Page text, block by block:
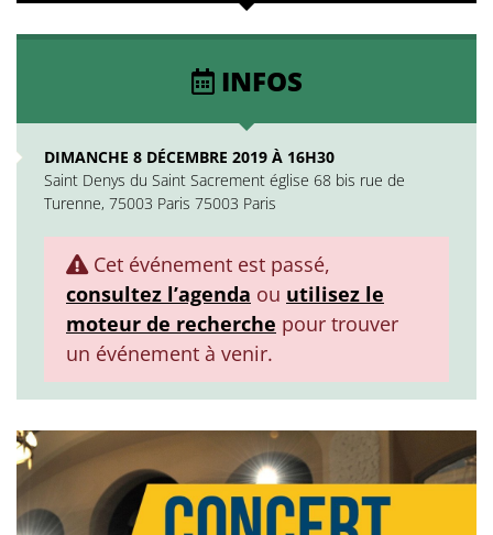
INFOS
DIMANCHE 8 DÉCEMBRE 2019 À 16H30
Saint Denys du Saint Sacrement église 68 bis rue de
Turenne, 75003 Paris 75003 Paris
Cet événement est passé,
consultez l’agenda ou utilisez le
moteur de recherche pour trouver
un événement à venir.